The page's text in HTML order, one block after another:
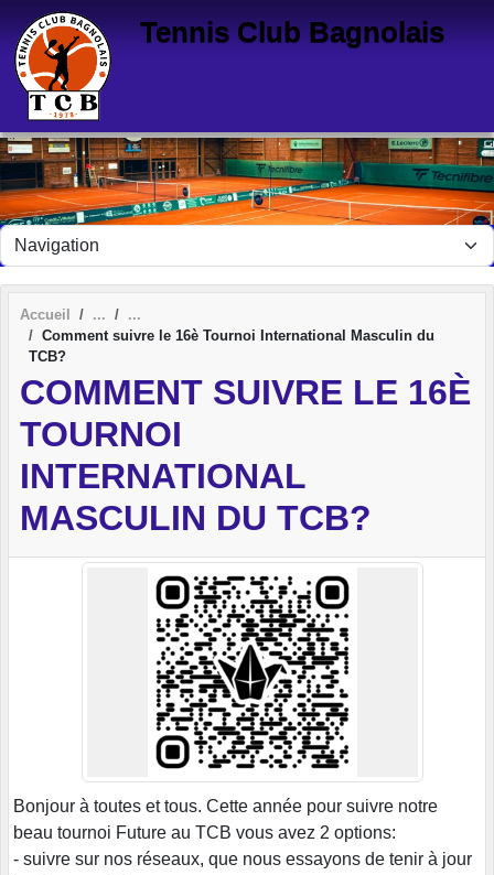
Tennis Club Bagnolais
Accueil
Comment suivre le 16è Tournoi International Masculin du
TCB?
COMMENT SUIVRE LE 16È
TOURNOI
INTERNATIONAL
MASCULIN DU TCB?
Bonjour à toutes et tous. Cette année pour suivre notre
beau tournoi Future au TCB vous avez 2 options:
- suivre sur nos réseaux, que nous essayons de tenir à jour
Panneau de gestion des cookies